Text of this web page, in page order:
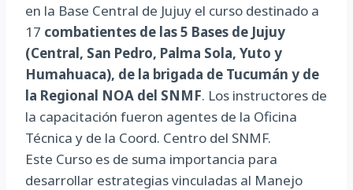
en la Base Central de Jujuy el curso destinado a
17 combatientes de las 5 Bases de Jujuy
(Central, San Pedro, Palma Sola, Yuto y
Humahuaca), de la brigada de Tucumán y de
la Regional NOA del SNMF. Los instructores de
la capacitación fueron agentes de la Oficina
Técnica y de la Coord. Centro del SNMF.
Este Curso es de suma importancia para
desarrollar estrategias vinculadas al Manejo